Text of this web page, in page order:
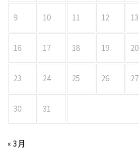
9 10 11 12 13
16 17 18 19 20
23 24 25 26 27
30 31
« 3月